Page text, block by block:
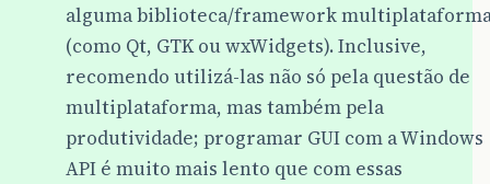
alguma biblioteca/framework
(como Qt, GTK ou wxWidgets). Inclusive,
recomendo utilizá-las não só pela questão de
multiplataforma, mas também pela
produtividade; programar GUI com a Windows
API é muito mais lento que com essas